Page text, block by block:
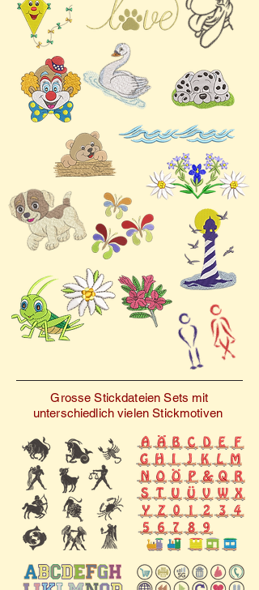
Ihren Designs eine rustikale
und natürliche Note zu
verleihen und sind ideal für
Projekte mit Natur- und
Outdoor-Motiven eignen.
Die detaillierten Stickereien
geben die feinen Muster
verschiedener
Fussabdrücke
originalgetreu wieder und
ermöglichen so die
einfache Erstellung
lebensechter Designs in
unterschiedlichen Grössen.
Ob Sie eine von der Natur
inspirierte Patchwork
Decke gestalten oder
besondere Note verleihen
möchten – diese digitalen
Stickdateien werden Sie
begeistern. Steigern Sie
Ihre Stickkunst noch heute
mit der Kollektion
Grosse Stickdateien Sets mit
unterschiedlich vielen Stickmotiven